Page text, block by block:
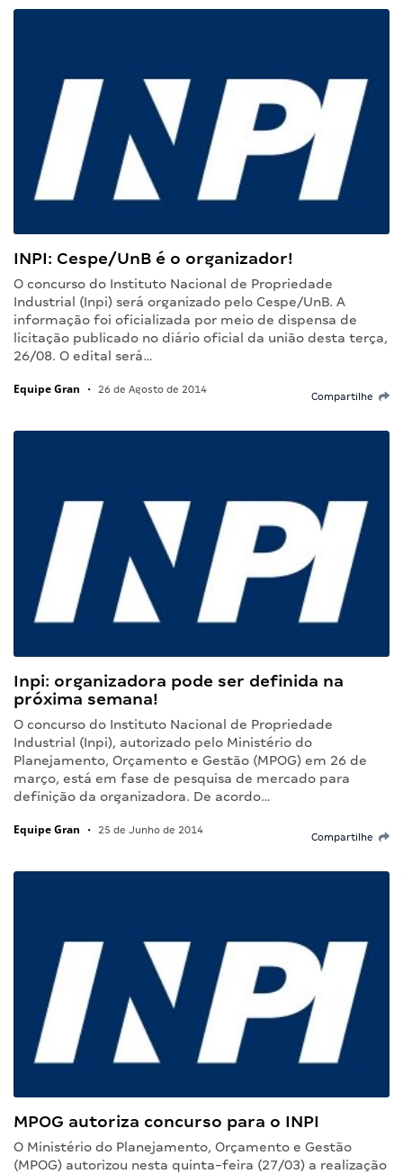
INPI: Cespe/UnB é o organizador!
O concurso do Instituto Nacional de Propriedade
Industrial (Inpi) será organizado pelo Cespe/UnB. A
informação foi oficializada por meio de dispensa de
licitação publicado no diário oficial da união desta terça,
26/08. O edital será…
Equipe Gran • 26 de Agosto de 2014
Compartilhe
Inpi: organizadora pode ser definida na
próxima semana!
O concurso do Instituto Nacional de Propriedade
Industrial (Inpi), autorizado pelo Ministério do
Planejamento, Orçamento e Gestão (MPOG) em 26 de
março, está em fase de pesquisa de mercado para
definição da organizadora. De acordo…
Equipe Gran • 25 de Junho de 2014
Compartilhe
MPOG autoriza concurso para o INPI
O Ministério do Planejamento, Orçamento e Gestão
(MPOG) autorizou nesta quinta-feira (27/03) a realização